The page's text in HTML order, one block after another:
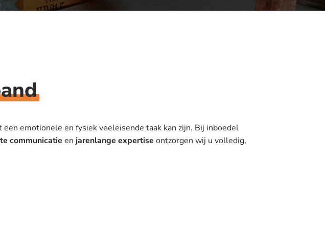
emotionele en fysiek veeleisende taak kan zijn. Bij inboedel
communicatie en jarenlange expertise ontzorgen wij u volledig,